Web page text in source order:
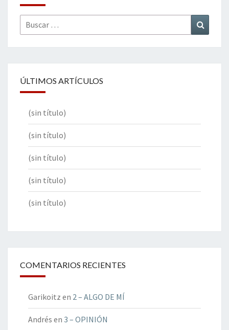
Buscar
por:
ÚLTIMOS ARTÍCULOS
(sin título)
(sin título)
(sin título)
(sin título)
(sin título)
COMENTARIOS RECIENTES
Garikoitz en 2 – ALGO DE MÍ
Andrés en 3 – OPINIÓN